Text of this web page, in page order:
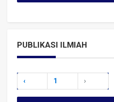
PUBLIKASI ILMIAH
‹ 1 ›